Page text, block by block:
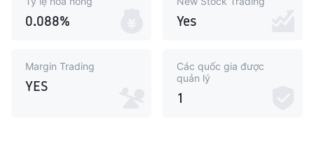
0.088% Yes
Margin Trading
YES
Các quốc gia được
quản lý
1